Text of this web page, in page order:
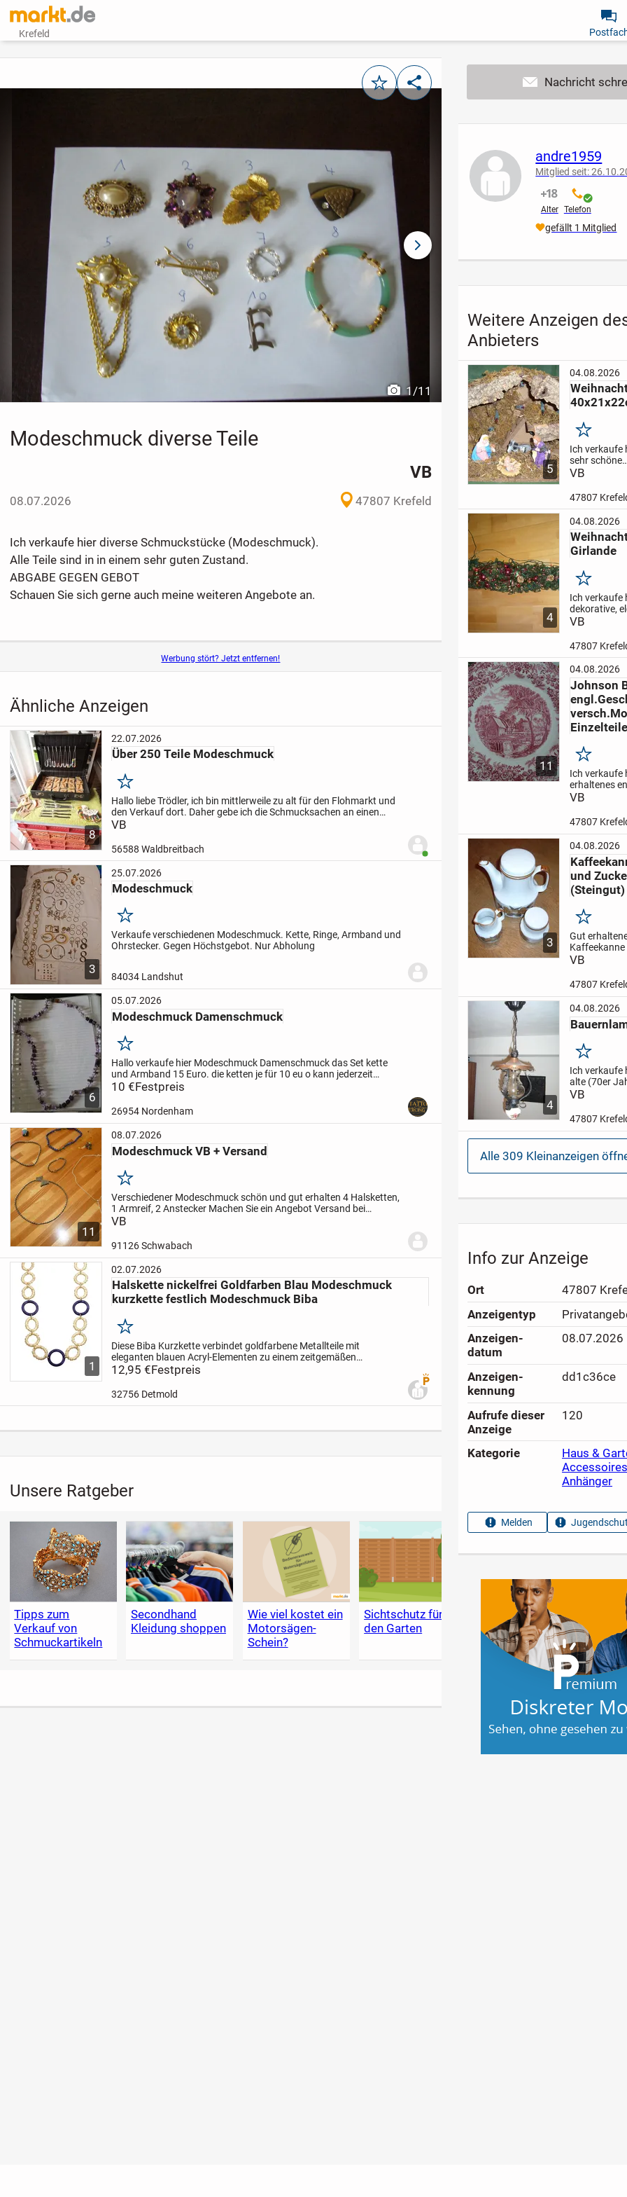
Krefeld
MerkenTeilen
vorheriges Bild
1 /11
nächstes Bild
Modeschmuck diverse Teile
VB
08.07.2026 47807 Krefeld
Ich verkaufe hier diverse Schmuckstücke (Modeschmuck).
Alle Teile sind in in einem sehr guten Zustand.
ABGABE GEGEN GEBOT
Schauen Sie sich gerne auch meine weiteren Angebote an.
Werbung stört? Jetzt entfernen!
Ähnliche Anzeigen
8
22.07.2026
Über 250 Teile Modeschmuck
Merken
Hallo liebe Trödler, ich bin mittlerweile zu alt für den Flohmarkt und
den Verkauf dort. Daher gebe ich die Schmucksachen an einen
jüngere/n Verkäufer/in gerne weiter. Es sind über 250 Teile,
VB
56588 Waldbreitbach Benutzer ist online
3
25.07.2026
Modeschmuck
Merken
Verkaufe verschiedenen Modeschmuck. Kette, Ringe, Armband und
Ohrstecker. Gegen Höchstgebot. Nur Abholung
84034 Landshut
6
05.07.2026
Modeschmuck Damenschmuck
Merken
Hallo verkaufe hier Modeschmuck Damenschmuckdas Set kette
und Armband 15 Euro. die ketten je für 10 eu o kann jederzeit
abgeholt werden
Sendungsnummer
10 €Festpreis
26954 Nordenham
11
08.07.2026
Modeschmuck VB + Versand
Merken
Verschiedener Modeschmuck schön und gut erhalten 4 Halsketten,
1 Armreif, 2 Anstecker Machen Sie ein AngebotVersand bei
Übernahme der Versandkosten möglich
VB
91126 Schwabach
1
02.07.2026
Halskette nickelfrei Goldfarben Blau Modeschmuck
kurzkette festlich Modeschmuck Biba
Merken
Diese Biba Kurzkette verbindet goldfarbene Metallteile mit
eleganten blauen Acryl-Elementen zu einem zeitgemäßen
Schmuckstück. Die nickkelfreie Verarbeitung macht sie besonders
hautverträglich und...
12,95 €Festpreis
32756 Detmold
Premium Benutzer
Unsere Ratgeber
Tipps zum
Verkauf von
Schmuckartikeln
Secondhand
Kleidung shoppen
Wie viel kostet ein
Motorsägen-
Schein?
Sichtschutz für
den Garten
Wand richtig
streichen: So
klappt der
Anstrich
andre1959
Mitglied seit:
Alter
nicht verifiziert
Telefon
verifiziert
gefällt 1 Mitglied
Weitere Anzeigen
Anbieters
5
04.08.2026
Merken
Ich verkaufe
sehr schöne
Spieluhr.Die
ca.
DIE ABGABE
GEGEN
schauen Sie...
VB
47807
4
04.08.2026
Girlande
Merken
Ich verkaufe
dekorative,
Fotos).Die
gebraucht,
Aufhängen
Kabel ist ca.
VB
47807
11
04.08.2026
Johnson
Einzelteile
Merken
Ich verkaufe
erhaltenes
Geschirr:
Dessertteller
Zuckerdose
fehlt)
Suppenteller
VB
47807
3
04.08.2026
und
(Steingut)
Merken
Gut
Kaffeekanne
Steingut mit
Zuckerdose.
schauen Sie
auch meine
Angebote an.
VB
47807
4
04.08.2026
Merken
Ich verkaufe
alte (70er
Bauernlampe.
guten
ABGABE
Schauen Sie
auch meine
Angebote an.
VB
47807
Alle 309 Kleinanzeigen
Info zur Anzeige
Ort
47807
Anzeigen­typ
Anzeigen­
datum
08.07.2026
Anzeigen­
kennung
dd1c36ce
Aufrufe dieser
Anzeige
120
Kategorie Haus &
Accessoires
Anhänger
Melden